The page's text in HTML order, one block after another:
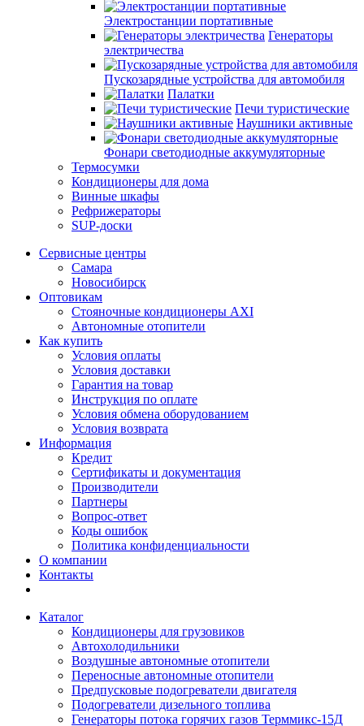
Электростанции портативные
Генераторы
электричества
Пускозарядные устройства для автомобиля
Палатки
Печи туристические
Наушники активные
Фонари светодиодные аккумуляторные
Термосумки
Кондиционеры для дома
Винные шкафы
Рефрижераторы
SUP-доски
Сервисные центры
Самара
Новосибирск
Оптовикам
Стояночные кондиционеры AXI
Автономные отопители
Как купить
Условия оплаты
Условия доставки
Гарантия на товар
Инструкция по оплате
Условия обмена оборудованием
Условия возврата
Информация
Кредит
Сертификаты и документация
Производители
Партнеры
Вопрос-ответ
Коды ошибок
Политика конфиденциальности
О компании
Контакты
Каталог
Кондиционеры для грузовиков
Автохолодильники
Воздушные автономные отопители
Переносные автономные отопители
Предпусковые подогреватели двигателя
Подогреватели дизельного топлива
Генераторы потока горячих газов Терммикс-15Д